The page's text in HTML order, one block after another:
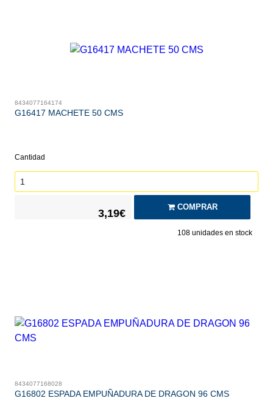
8434077164174
G16417 MACHETE 50 CMS
Cantidad
3,19€
COMPRAR
108unidades en stock
8434077168028
G16802 ESPADA EMPUÑADURA DE DRAGON 96 CMS